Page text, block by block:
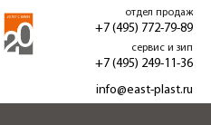
основному
содержанию
отдел продаж
+7 (495) 772-79-89
сервис и зип
+7 (495) 249-11-36
info@east-plast.ru